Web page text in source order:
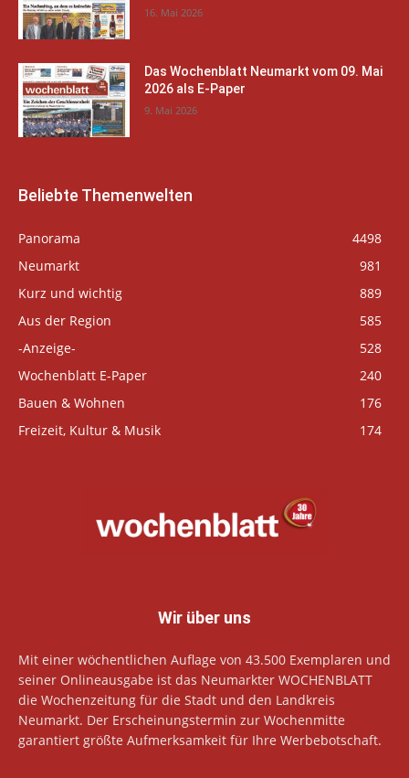
16. Mai 2026
Das Wochenblatt Neumarkt vom 09. Mai
2026 als E-Paper
9. Mai 2026
Beliebte Themenwelten
Panorama
4498
Neumarkt
981
Kurz und wichtig
889
Aus der Region
585
-Anzeige-
528
Wochenblatt E-Paper
240
Bauen & Wohnen
176
Freizeit, Kultur & Musik
174
Wir über uns
Mit einer wöchentlichen Auflage von 43.500 Exemplaren und
seiner Onlineausgabe ist das Neumarkter WOCHENBLATT
die Wochenzeitung für die Stadt und den Landkreis
Neumarkt. Der Erscheinungstermin zur Wochenmitte
garantiert größte Aufmerksamkeit für Ihre Werbebotschaft.